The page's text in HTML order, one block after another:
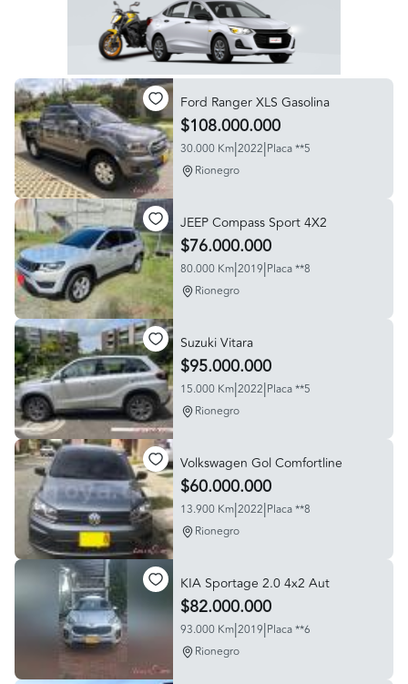
Ford Ranger XLS Gasolina
$108.000.000
30.000 Km|2022|Placa **5
Rionegro
JEEP Compass Sport 4X2
$76.000.000
80.000 Km|2019|Placa **8
Rionegro
Suzuki Vitara
$95.000.000
15.000 Km|2022|Placa **5
Rionegro
Volkswagen Gol Comfortline
$60.000.000
13.900 Km|2022|Placa **8
Rionegro
KIA Sportage 2.0 4x2 Aut
$82.000.000
93.000 Km|2019|Placa **6
Rionegro